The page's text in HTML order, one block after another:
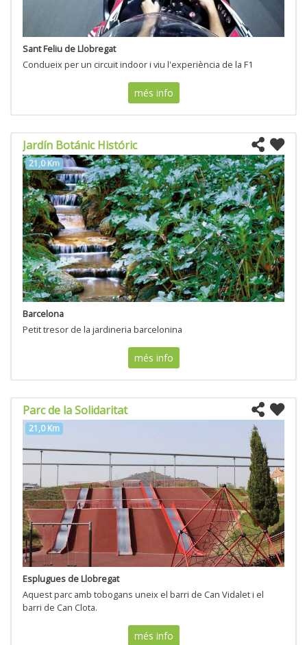
Sant Feliu de Llobregat
Condueix per un circuit indoor i viu l'experiència de la F1
més info
Jardín Botánic Históric
21,0 Km
Barcelona
Petit tresor de la jardineria barcelonina
més info
Parc de la Solidaritat
21,0 Km
Esplugues de Llobregat
Aquest parc amb tobogans uneix el barri de Can Vidalet i el
barri de Can Clota.
més info